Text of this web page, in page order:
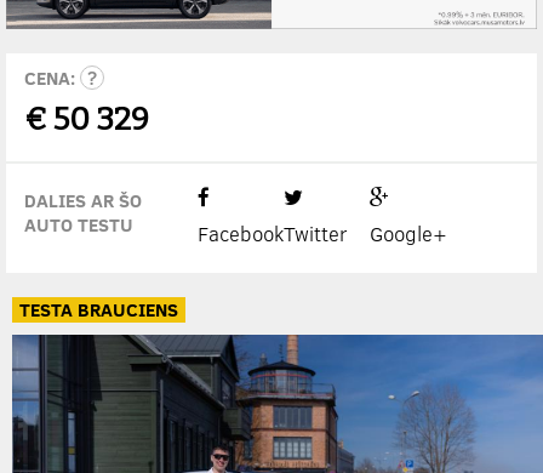
CENA:
€50 329
DALIES AR ŠO
AUTO TESTU
FacebookTwitter Google+
TESTA BRAUCIENS